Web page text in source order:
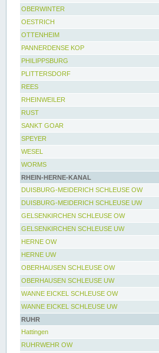
OBERWINTER
OESTRICH
OTTENHEIM
PANNERDENSE KOP
PHILIPPSBURG
PLITTERSDORF
REES
RHEINWEILER
RUST
SANKT GOAR
SPEYER
WESEL
WORMS
RHEIN-HERNE-KANAL
DUISBURG-MEIDERICH SCHLEUSE OW
DUISBURG-MEIDERICH SCHLEUSE UW
GELSENKIRCHEN SCHLEUSE OW
GELSENKIRCHEN SCHLEUSE UW
HERNE OW
HERNE UW
OBERHAUSEN SCHLEUSE OW
OBERHAUSEN SCHLEUSE UW
WANNE EICKEL SCHLEUSE OW
WANNE EICKEL SCHLEUSE UW
RUHR
Hattingen
RUHRWEHR OW